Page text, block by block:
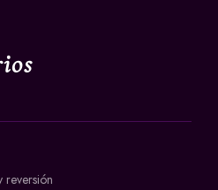
reversión